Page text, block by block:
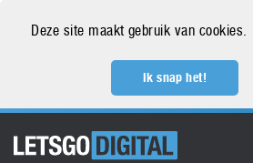
Deze site maakt gebruik van cookies.
Ik snap het!